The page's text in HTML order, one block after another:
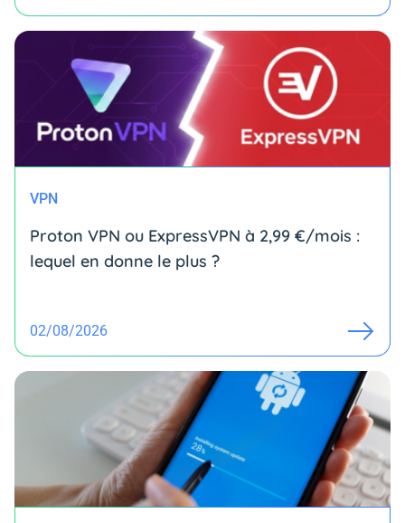
VPN
Proton VPN ou ExpressVPN à 2,99 €/mois :
lequel en donne le plus ?
02/08/2026